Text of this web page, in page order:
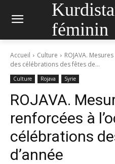
féminin
Accueil Culture
ROJAVA.
des célébrations des fêtes de...
Culture Rojava Syrie
ROJAVA.
renforcées à
célébrations
d’année